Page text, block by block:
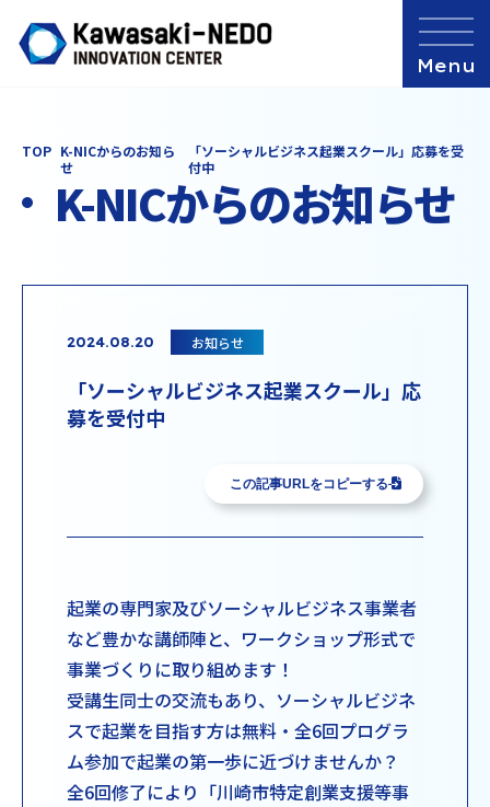
TOP K-NICからのお知ら
せ
「ソーシャルビジネス起業スクール」応募を受
付中
K-NICからのお知らせ
2024.08.20 お知らせ
「ソーシャルビジネス起業スクール」応
募を受付中
この記事URLをコピーする
起業の専門家及びソーシャルビジネス事業者
など豊かな講師陣と、ワークショップ形式で
事業づくりに取り組めます！
受講生同士の交流もあり、ソーシャルビジネ
スで起業を目指す方は無料・全6回プログラ
ム参加で起業の第一歩に近づけませんか？
全6回修了により「川崎市特定創業支援等事